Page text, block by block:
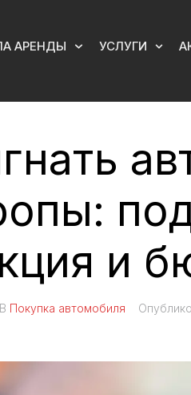
АРЕНДЫ УСЛУГИ
и
В Покупка автомобиля